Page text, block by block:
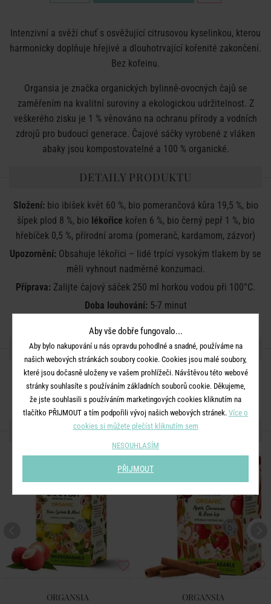
Intenzivní a svěží chuť s osvěžující citrusovou kyselinkou, kterou
harmonicky doplňuje hřejivé a dlouhotrvající kořenité zakončení.
Bez kofeinu.
Organsia je značka organických bylinně-ovocných čajů se
zaměřením na kvalitní suroviny a ekologickou udržitelnost. Z
veškerého zisku je 1 % věnováno na ochranu přírody a vodních
zdrojů pro budoucí generace. Čajové sáčky vyrobené z vláken
abaky jsou kompostovatelné a 100 % organické.
DETAILY PRODUKTU
Složení:bio ibišek květ 60 %, bio pomerančová kůra 19,5 %, bio
šípek plod 8 %, bio lékořice kořen 6 %, bio černý pepř 1 %, bio
hřebíček 0,5 %, přírodní aroma (pomeranč, kardamom, zázvor)
Upozornění: Obsahuje lékořici – lidé trpící vysokým tlakem by se
měli vyhnout nadměrné konzumaci.
Příprava: Zalijte čajový sáček 250 ml horkou vodou při 100°C.
Doba louhování:5-7 minut
SDÍLEJTE S PŘÁTELI
DALŠÍ PRODUKTY ZE SÉRIE
ORGANSIA ORGANSIA
Aby vše dobře fungovalo...
Aby bylo nakupování u nás opravdu pohodlné a snadné, používáme na
našich webových stránkách soubory cookie. Cookies jsou malé soubory,
které jsou dočasně uloženy ve vašem prohlížeči. Návštěvou této webové
stránky souhlasíte s používáním základních souborů cookie. Děkujeme,
že jste souhlasili s používáním marketingových cookies kliknutím na
tlačítko PŘIJMOUT a tím podpořili vývoj našich webových stránek. Více o
cookies si můžete přečíst kliknutím sem
NESOUHLASÍM
PŘIJMOUT